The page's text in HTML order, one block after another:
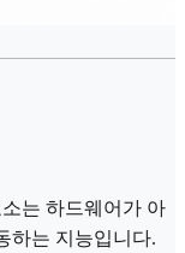
는 하드웨어가 아
하는 지능입니다.